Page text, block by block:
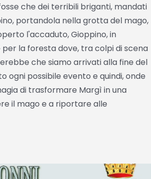
che dei terribili briganti, mandati
portandola nella grotta del mago,
l'accaduto, Gioppino, in
la foresta dove, tra colpi di scena
che siamo arrivati alla fine del
ogni possibile evento e quindi, onde
di trasformare Margì in una
il mago e a riportare alle